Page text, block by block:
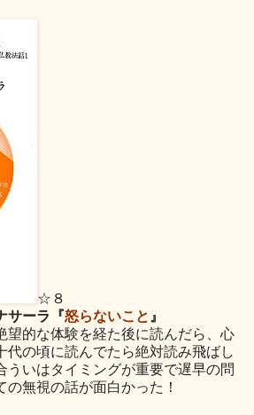
☆８
サーラ『怒らないこと』
望的な体験を経た後に読んだら、心
代の頃に読んでたら絶対読み飛ばし
ういはタイミングが重要で遅早の問
無視の話が面白かった！